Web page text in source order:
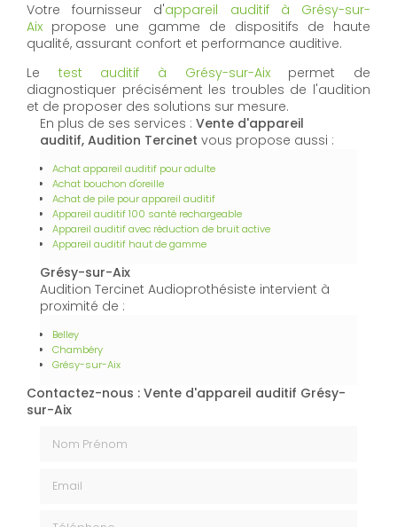
Votre fournisseur d'appareil auditif à Grésy-sur-
Aix propose une gamme de dispositifs de haute
qualité, assurant confort et performance auditive.
Le test auditif à Grésy-sur-Aixpermet de
diagnostiquer précisément les troubles de l'audition
et de proposer des solutions sur mesure.
En plus de ses services : Vente d'appareil
auditif, Audition Tercinet vous propose aussi :
Achat appareil auditif pour adulte
Achat bouchon d'oreille
Achat de pile pour appareil auditif
Appareil auditif 100 santé rechargeable
Appareil auditif avec réduction de bruit active
Appareil auditif haut de gamme
Grésy-sur-Aix
Audition Tercinet Audioprothésiste intervient à
proximité de :
Belley
Chambéry
Grésy-sur-Aix
Contactez-nous : Vente d'appareil auditif Grésy-
sur-Aix